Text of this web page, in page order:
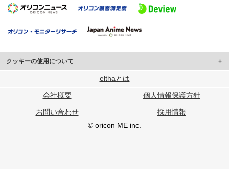
クッキーの使用について
このサイトでは Cookie を使用して、ユーザーに合わせたコンテンツや広告の
行っています。
メディアや広告配信、データ解析の各パートナーに提供しています。
ユーザーが各パートナーのサービスを使用したときに収集した他の情報を組み
elthaとは
会社概要 個人情報保護方針
お問い合わせ
採用情報
© oricon ME inc.